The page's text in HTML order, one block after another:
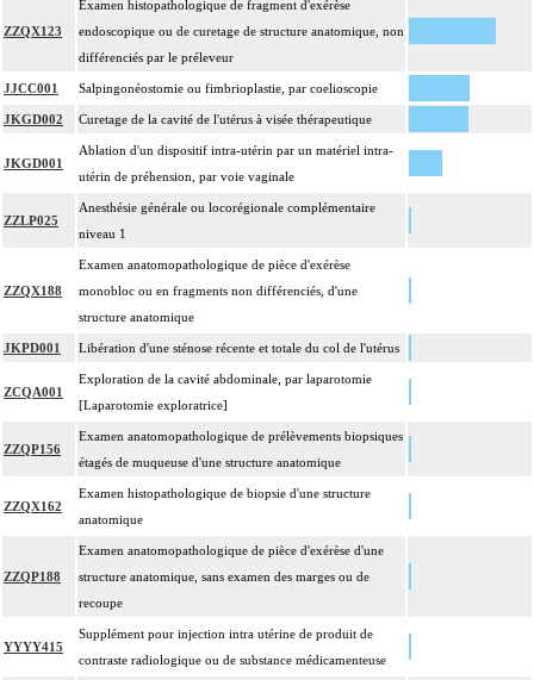
ZZQX123
Examen histopathologique de fragment d'exérèse
endoscopique ou de curetage de structure anatomique, non
différenciés par le préleveur
JJCC001 Salpingonéostomie ou fimbrioplastie, par coelioscopie
JKGD002 Curetage de la cavité de l'utérus à visée thérapeutique
JKGD001
Ablation d'un dispositif intra-utérin par un matériel intra-
utérin de préhension, par voie vaginale
ZZLP025
Anesthésie générale ou locorégionale complémentaire
niveau 1
ZZQX188
Examen anatomopathologique de pièce d'exérèse
monobloc ou en fragments non différenciés, d'une
structure anatomique
JKPD001 Libération d'une sténose récente et totale du col de l'utérus
ZCQA001
Exploration de la cavité abdominale, par laparotomie
[Laparotomie exploratrice]
ZZQP156
Examen anatomopathologique de prélèvements biopsiques
étagés de muqueuse d'une structure anatomique
ZZQX162
Examen histopathologique de biopsie d'une structure
anatomique
ZZQP188
Examen anatomopathologique de pièce d'exérèse d'une
structure anatomique, sans examen des marges ou de
recoupe
YYYY415
Supplément pour injection intra utérine de produit de
contraste radiologique ou de substance médicamenteuse